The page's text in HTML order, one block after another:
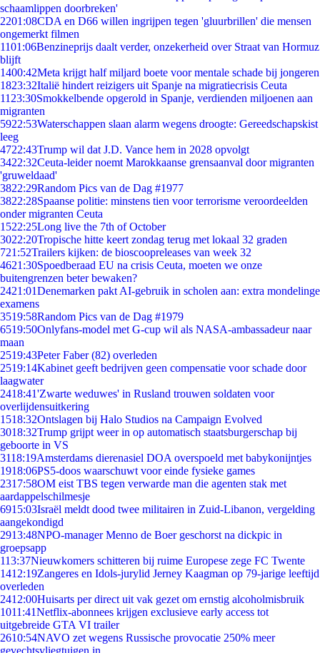
schaamlippen doorbreken'
2201:08CDA en D66 willen ingrijpen tegen 'gluurbrillen' die mensen
ongemerkt filmen
1101:06Benzineprijs daalt verder, onzekerheid over Straat van Hormuz
blijft
1400:42Meta krijgt half miljard boete voor mentale schade bij jongeren
1823:32Italië hindert reizigers uit Spanje na migratiecrisis Ceuta
11 23:30Smokkelbende opgerold in Spanje, verdienden miljoenen aan
migranten
5922:53Waterschappen slaan alarm wegens droogte: Gereedschapskist
leeg
4722:43Trump wil dat J.D. Vance hem in 2028 opvolgt
3422:32Ceuta-leider noemt Marokkaanse grensaanval door migranten
'gruweldaad'
3822:29Random Pics van de Dag #1977
3822:28Spaanse politie: minstens tien voor terrorisme veroordeelden
onder migranten Ceuta
1522:25Long live the 7th of October
3022:20Tropische hitte keert zondag terug met lokaal 32 graden
721:52Trailers kijken: de bioscoopreleases van week 32
4621:30Spoedberaad EU na crisis Ceuta, moeten we onze
buitengrenzen beter bewaken?
2421:01Denemarken pakt AI-gebruik in scholen aan: extra mondelinge
examens
3519:58Random Pics van de Dag #1979
6519:50Onlyfans-model met G-cup wil als NASA-ambassadeur naar
maan
2519:43Peter Faber (82) overleden
2519:14Kabinet geeft bedrijven geen compensatie voor schade door
laagwater
2418:41'Zwarte weduwes' in Rusland trouwen soldaten voor
overlijdensuitkering
1518:32Ontslagen bij Halo Studios na Campaign Evolved
3018:32Trump grijpt weer in op automatisch staatsburgerschap bij
geboorte in VS
3118:19Amsterdams dierenasiel DOA overspoeld met babykonijntjes
1918:06PS5-doos waarschuwt voor einde fysieke games
2317:58OM eist TBS tegen verwarde man die agenten stak met
aardappelschilmesje
6915:03Israël meldt dood twee militairen in Zuid-Libanon, vergelding
aangekondigd
2913:48NPO-manager Menno de Boer geschorst na dickpic in
groepsapp
113:37Nieuwkomers schitteren bij ruime Europese zege FC Twente
1412:19Zangeres en Idols-jurylid Jerney Kaagman op 79-jarige leeftijd
overleden
2412:00Huisarts per direct uit vak gezet om ernstig alcoholmisbruik
1011:41Netflix-abonnees krijgen exclusieve early access tot
uitgebreide GTA VI trailer
2610:54NAVO zet wegens Russische provocatie 250% meer
gevechtsvliegtuigen in